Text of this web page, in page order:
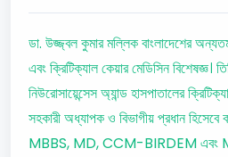
ডা. উজ্জ্বল কুমার মল্লিক বাংলাদেশের
এবং ক্রিটিক্যাল কেয়ার মেডিসিন বিশেষজ্ঞ।
নিউরোসায়েন্সেস অ্যান্ড হাসপাতালের
সহকারী অধ্যাপক ও বিভাগীয় প্রধান
MBBS, MD, CCM-BIRDEM